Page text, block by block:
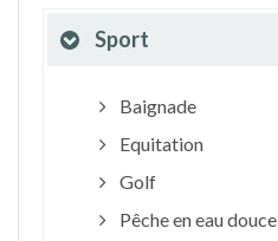
Sport
Baignade
Equitation
Golf
Pêche en eau douce